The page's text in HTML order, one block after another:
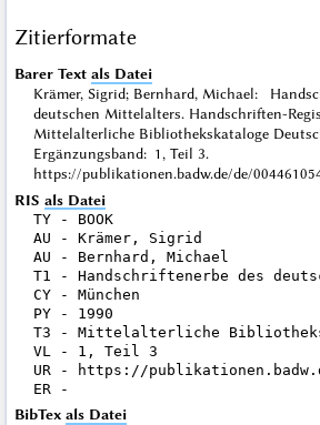
Zitierformate
Barer Text als Datei
Krämer, Sigrid; Bernhard, Michael:
deutschen Mittelalters. Handschriften-
Mittelalterliche Bibliothekskataloge
Ergänzungsband: 1, Teil 3.
https://publikationen.badw.de/de/
RIS als Datei
TY - BOOK
AU - Krämer, Sigrid
AU - Bernhard, Michael
T1 - Handschriftenerbe des
CY - München
PY - 1990
T3 - Mittelalterliche
VL - 1, Teil 3
UR - https://
BibTex als Datei